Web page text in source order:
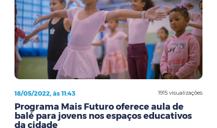
1915 visualizações
18/05/2022, às 11:43
Programa Mais Futuro oferece aula de
balé para jovens nos espaços educativos
da cidade